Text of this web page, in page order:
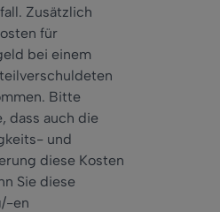
Zusätzlich
für
bei einem
Bitte
dass auch die
und
diese Kosten
Sie diese
en